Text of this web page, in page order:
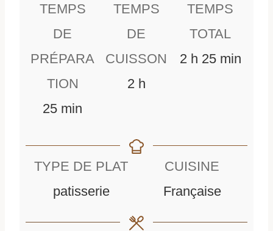
TEMPS
DE
PRÉPARA
TION
25mmin
TEMPS
DE
CUISSON
2h
r
h
TEMPS
TOTAL
2hh 25mmin
TYPE DE PLAT
patisserie
CUISINE
Française